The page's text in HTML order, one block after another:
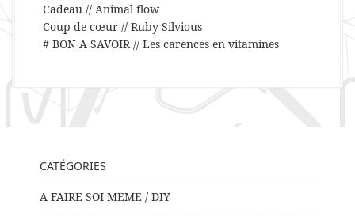
Cadeau // Animal flow
Coup de cœur // Ruby Silvious
# BON A SAVOIR // Les carences en vitamines
CATÉGORIES
A FAIRE SOI MEME / DIY